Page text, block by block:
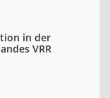
in der
VRR